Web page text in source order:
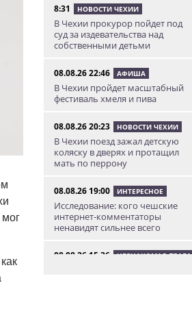
8:31 НОВОСТИ ЧЕХИИ
В Чехии прокурор пойдет под
суд за издевательства над
собственными детьми
08.08.26 22:46 АФИША
В Чехии пройдет масштабный
фестиваль хмеля и пива
08.08.26 20:23 НОВОСТИ ЧЕХИИ
В Чехии поезд зажал детскую
коляску в дверях и протащил
мать по перрону
08.08.26 19:00 ИНТЕРЕСНОЕ
Исследование: кого чешские
интернет-комментаторы
ненавидят сильнее всего
08.08.26 15:36 НЕЗНАКОМАЯ ПРАГА